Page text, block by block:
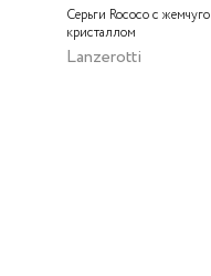
Серьги Rococo с
кристаллом
Lanzerotti